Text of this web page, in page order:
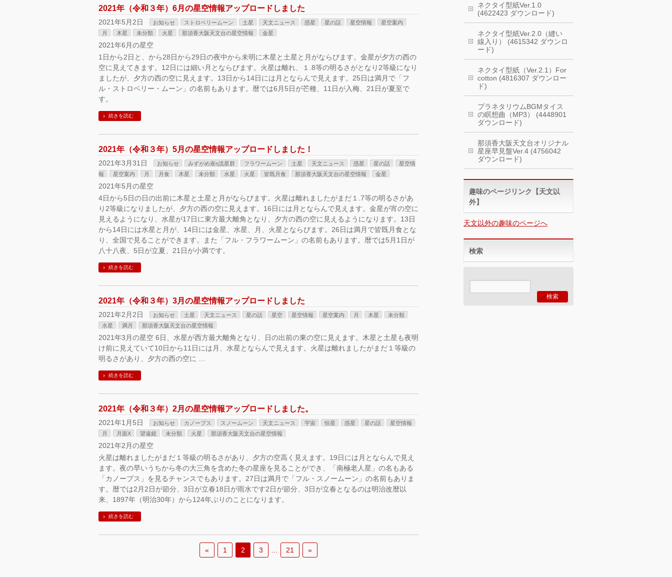
2021年（令和３年）6月の星空情報アップロードしました
2021年5月2日 お知らせ ストロベリームーン 土星 天文ニュース 惑星 星の話 星空情報
星空案内
月
木星 未分類 火星 那須香大阪天文台の星空情報 金星
2021年6月の星空
1日から2日と、から28日から29日の夜中から未明に木星と土星と月がならびます。金星が夕方の西の
空に見えてきます。12日には細い月とならびます。火星は離れ、１.8等の明るさがとなり2等級になり
ましたが、夕方の西の空に見えます。13日から14日には月とならんで見えます。25日は満月で「フ
ル・ストロベリー・ムーン」の名前もあります。暦では6月5日が芒種、11日が入梅、21日が夏至で
す。
続きを読む
2021年（令和３年）5月の星空情報アップロードしました！
2021年3月31日 お知らせ みずがめ座η流星群 フラワームーン 土星 天文ニュース 惑星 星の話
星空情
報
星空案内 月 月食 木星 未分類 水星 火星 皆既月食 那須香大阪天文台の星空情報 金星
2021年5月の星空
4日から5日の日の出前に木星と土星と月がならびます。火星は離れましたがまだ１.7等の明るさがあ
り2等級になりましたが、夕方の西の空に見えます。16日には月とならんで見えます。金星が宵の空に
見えるようになり、水星が17日に東方最大離角となり、夕方の西の空に見えるようになります。13日
から14日には水星と月が、14日には金星、水星、月、火星とならびます。26日は満月で皆既月食とな
り、全国で見ることができます。また「フル・フラワームーン」の名前もあります。暦では5月1日が
八十八夜、5日が立夏、21日が小満です。
続きを読む
2021年（令和３年）3月の星空情報アップロードしました
2021年2月2日 お知らせ 土星 天文ニュース 星の話 星空 星空情報 星空案内 月 木星
未分類
水星
満月 那須香大阪天文台の星空情報
2021年3月の星空 6日、水星が西方最大離角となり、日の出前の東の空に見えます。木星と土星も夜明
け前に見えていて10日から11日には月、水星とならんで見えます。火星は離れましたがまだ１等級の
明るさがあり、夕方の西の空に …
続きを読む
2021年（令和３年）2月の星空情報アップロードしました。
2021年1月5日 お知らせ カノープス スノームーン 天文ニュース 宇宙 恒星 惑星 星の話
星空情報
月
月面X 望遠鏡 未分類 火星 那須香大阪天文台の星空情報
2021年2月の星空
火星は離れましたがまだ１等級の明るさがあり、夕方の空高く見えます。19日には月とならんで見え
ます。夜の早いうちから冬の大三角を含めた冬の星座を見ることができ、「南極老人星」の名もある
「カノープス」を見るチャンスでもあります。27日は満月で「フル・スノームーン」の名前もありま
す。暦では2月2日が節分、3日が立春18日が雨水です2日が節分、3日が立春となるのは明治改暦以
来、1897年（明治30年）から124年ぶりのことになります。
続きを読む
« 1 2 3 21 »
ネクタイ型紙Ver.1.0
(4622423 ダウンロード)
ネクタイ型紙Ver.2.0（縫い
線入り） (4615342 ダウンロ
ード)
ネクタイ型紙（Ver.2.1）For
cotton (4816307 ダウンロー
ド)
プラネタリウムBGMタイス
の瞑想曲（MP3） (4448901
ダウンロード)
那須香大阪天文台オリジナル
星座早見盤Ver.4 (4756042
ダウンロード)
趣味のページリンク【天文以
外】
天文以外の趣味のページへ
検索